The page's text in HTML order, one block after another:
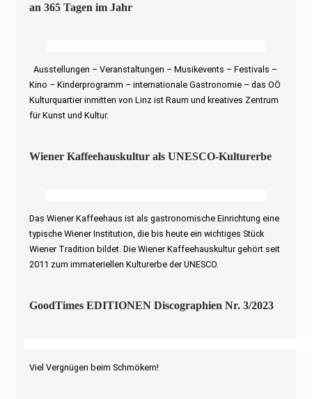
an 365 Tagen im Jahr
Ausstellungen – Veranstaltungen – Musikevents – Festivals –
Kino – Kinderprogramm – internationale Gastronomie – das OÖ
Kulturquartier inmitten von Linz ist Raum und kreatives Zentrum
für Kunst und Kultur.
Wiener Kaffeehauskultur als UNESCO-Kulturerbe
Das Wiener Kaffeehaus ist als gastronomische Einrichtung eine
typische Wiener Institution, die bis heute ein wichtiges Stück
Wiener Tradition bildet. Die Wiener Kaffeehauskultur gehört seit
2011 zum immateriellen Kulturerbe der UNESCO.
GoodTimes EDITIONEN Discographien Nr. 3/2023
Viel Vergnügen beim Schmökern!